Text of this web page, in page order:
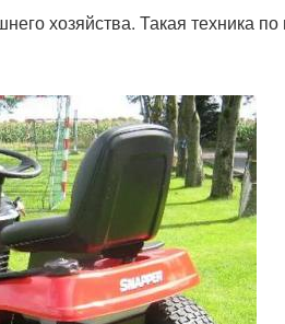
хозяйства. Такая техника